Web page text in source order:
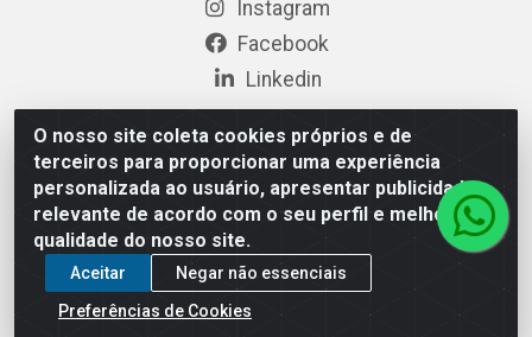
O nosso site coleta cookies próprios e de
terceiros para proporcionar uma experiência
personalizada ao usuário, apresentar publicidade
relevante de acordo com o seu perfil e melhorar a
qualidade do nosso site.
Aceitar
Negar não essenciais
Preferências de Cookies
Instagram
Facebook
Linkedin
Rua Chipuê, 117 - S. Miguel Paulista São Paulo/SP - CEP
08010-260- CNPJ: 03.010.739/0001-72